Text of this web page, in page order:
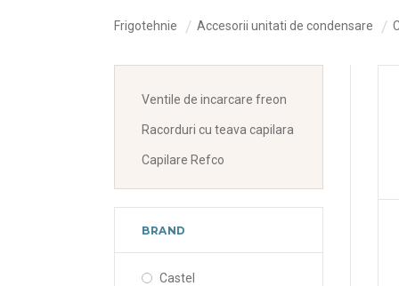
Frigotehnie Accesorii unitati de condensare
Ventile de incarcare freon
Racorduri cu teava capilara
Capilare Refco
BRAND
Castel